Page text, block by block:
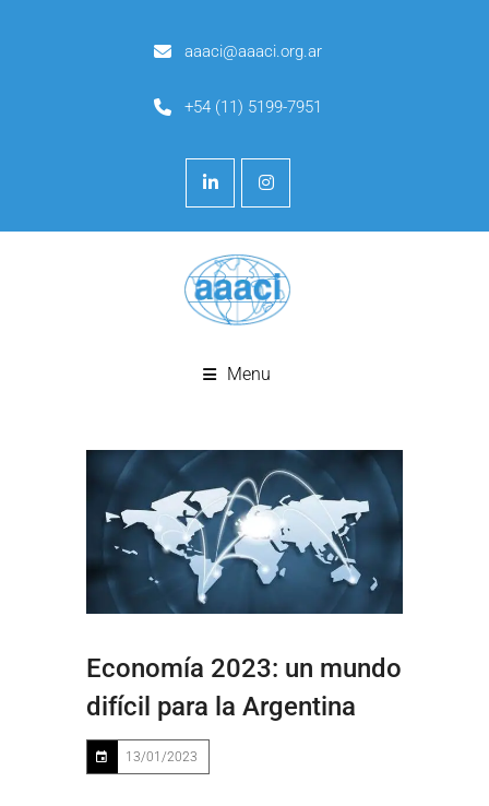
aaaci@aaaci.org.ar
+54 (11) 5199-7951
Menu
Economía 2023: un mundo
difícil para la Argentina
13/01/2023